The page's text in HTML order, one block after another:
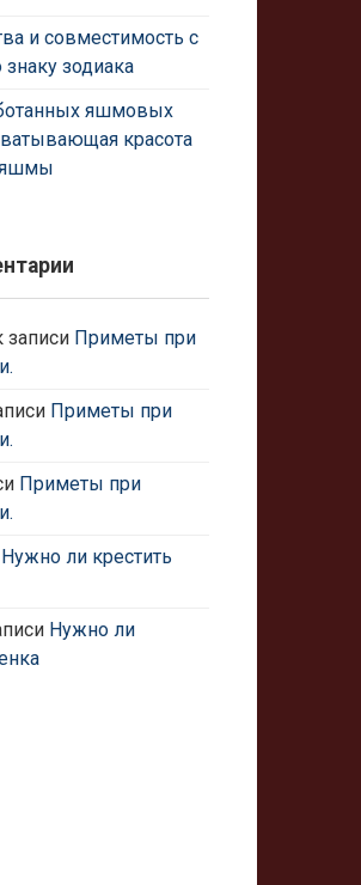
и совместимость с
зодиака
яшмовых
красота
яшмы
записи Приметы при
Приметы при
Приметы при
Нужно ли крестить
Нужно ли